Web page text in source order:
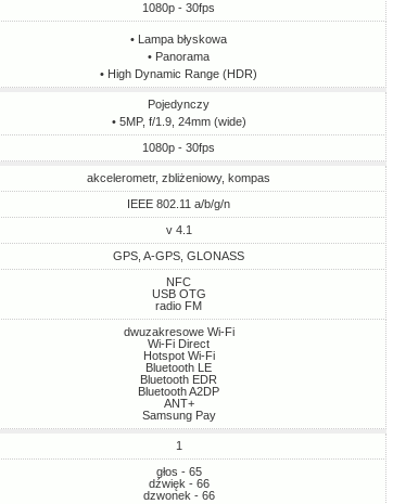
1080p - 30fps
• Lampa błyskowa
• Panorama
• High Dynamic Range (HDR)
Pojedynczy
• 5MP, f/1.9, 24mm (wide)
1080p - 30fps
akcelerometr, zbliżeniowy, kompas
IEEE 802.11 a/b/g/n
v 4.1
GPS, A-GPS, GLONASS
NFC
USB OTG
radio FM
dwuzakresowe Wi-Fi
Wi-Fi Direct
Hotspot Wi-Fi
Bluetooth LE
Bluetooth EDR
Bluetooth A2DP
ANT+
Samsung Pay
1
głos - 65
dźwięk - 66
dzwonek - 66